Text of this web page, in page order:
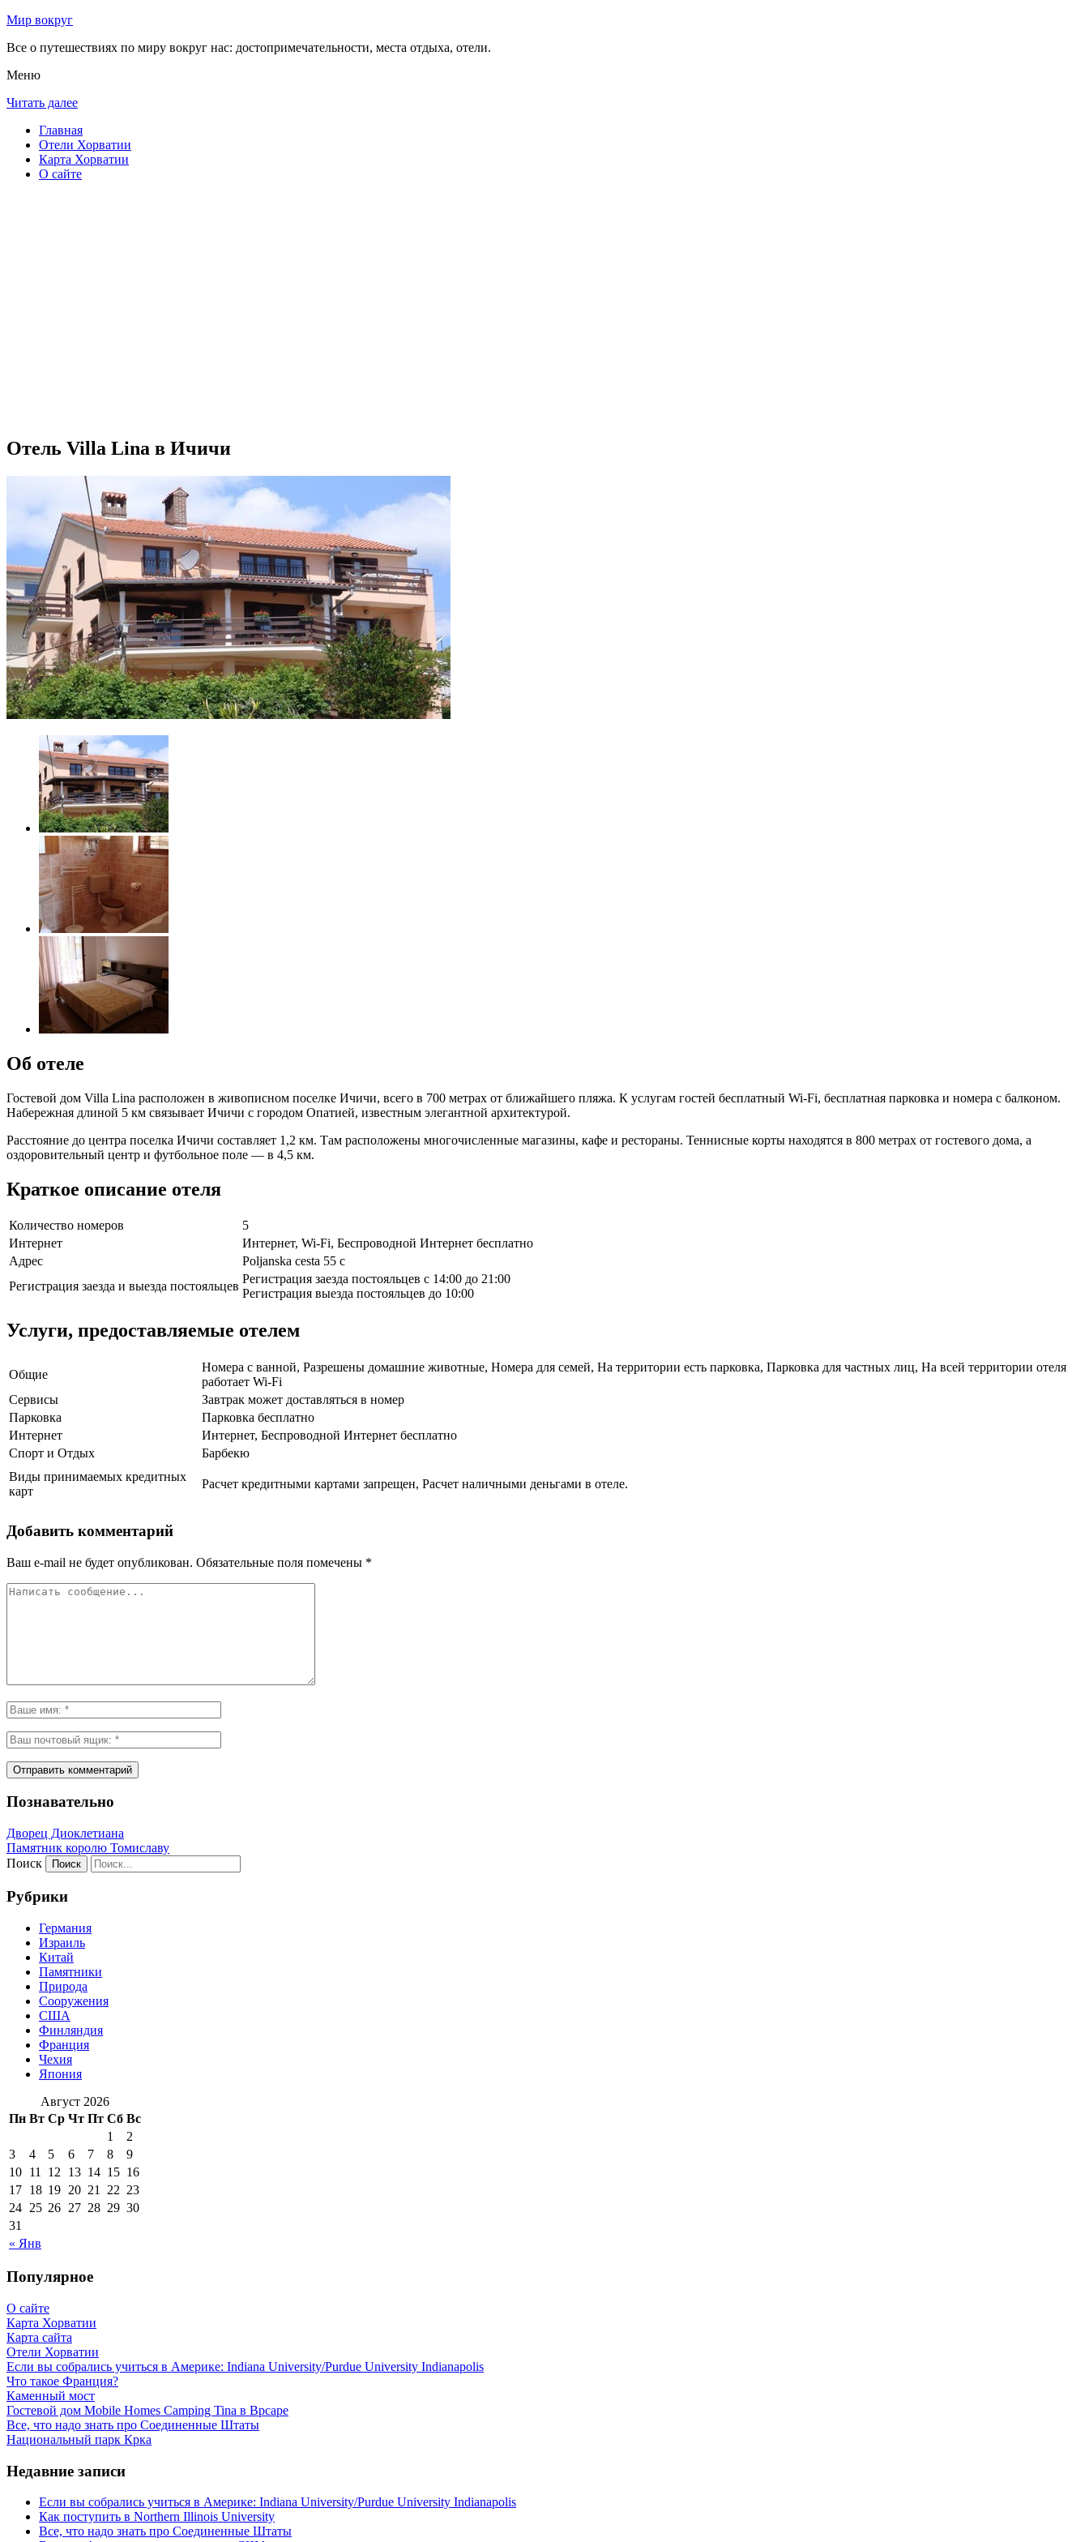
Мир вокруг
Все о путешествиях по миру вокруг нас: достопримечательности, места отдыха, отели.
Меню
Читать далее
Главная
Отели Хорватии
Карта Хорватии
О сайте
Отель Villa Lina в Ичичи
Об отеле
Гостевой дом Villa Lina расположен в живописном поселке Ичичи, всего в 700 метрах от ближайшего пляжа. К услугам гостей бесплатный Wi-Fi, бесплатная парковка и номера с балконом.
Набережная длиной 5 км связывает Ичичи с городом Опатией, известным элегантной архитектурой.
Расстояние до центра поселка Ичичи составляет 1,2 км. Там расположены многочисленные магазины, кафе и рестораны. Теннисные корты находятся в 800 метрах от гостевого дома, а
оздоровительный центр и футбольное поле — в 4,5 км.
Краткое описание отеля
Количество номеров
5
Интернет
Интернет, Wi-Fi, Беспроводной Интернет бесплатно
Адрес
Poljanska cesta 55 c
Регистрация заезда и выезда постояльцев
Регистрация заезда постояльцев с 14:00 до 21:00
Регистрация выезда постояльцев до 10:00
Услуги, предоставляемые отелем
Общие
Номера с ванной, Разрешены домашние животные, Номера для семей, На территории есть парковка, Парковка для частных лиц, На всей территории отеля
работает Wi-Fi
Сервисы
Завтрак может доставляться в номер
Парковка
Парковка бесплатно
Интернет
Интернет, Беспроводной Интернет бесплатно
Спорт и Отдых
Барбекю
Виды принимаемых кредитных
карт
Расчет кредитными картами запрещен, Расчет наличными деньгами в отеле.
Добавить комментарий
Ваш e-mail не будет опубликован. Обязательные поля помечены *
Познавательно
Дворец Диоклетиана
Памятник королю Томиславу
Поиск
Рубрики
Германия
Израиль
Китай
Памятники
Природа
Сооружения
США
Финляндия
Франция
Чехия
Япония
Август 2026
Пн Вт Ср Чт Пт Сб Вс
« Янв
1
2
3
4 5 6 7 8
9
10 11 12 13 14 15 16
17 18 19 20 21 22 23
24 25 26 27 28 29 30
31
Популярное
О сайте
Карта Хорватии
Карта сайта
Отели Хорватии
Если вы собрались учиться в Америке: Indiana University/Purdue University Indianapolis
Что такое Франция?
Каменный мост
Гостевой дом Mobile Homes Camping Tina в Врсаре
Все, что надо знать про Соединенные Штаты
Национальный парк Крка
Недавние записи
Если вы собрались учиться в Америке: Indiana University/Purdue University Indianapolis
Как поступить в Northern Illinois University
Все, что надо знать про Соединенные Штаты